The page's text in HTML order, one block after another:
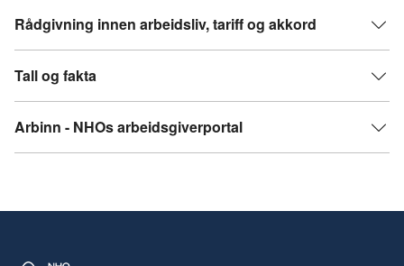
Rådgivning innen arbeidsliv, tariff og akkord
Tall og fakta
Arbinn - NHOs arbeidsgiverportal